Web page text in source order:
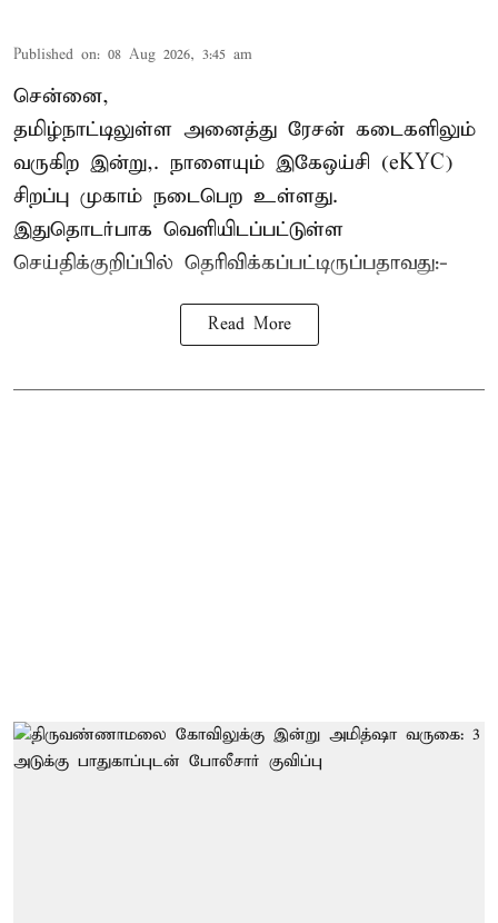
Published on: 08 Aug 2026, 3:45 am
சென்னை,
தமிழ்நாட்டிலுள்ள அனைத்து ரேசன் கடைகளிலும்
வருகிற இன்று,. நாளையும் இகேஒய்சி (eKYC)
சிறப்பு முகாம் நடைபெற உள்ளது.
இதுதொடர்பாக வெளியிடப்பட்டுள்ள
செய்திக்குறிப்பில் தெரிவிக்கப்பட்டிருப்பதாவது:-
Read More